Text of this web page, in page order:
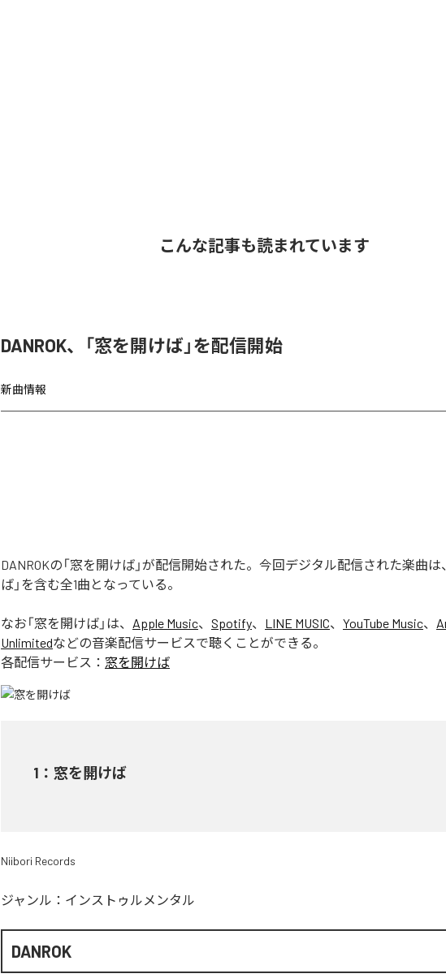
こんな記事も読まれています
DANROK、「窓を開けば」を配信開始
新曲情報
DANROKの「窓を開けば」が配信開始された。今回デジタル配信された楽曲は
ば」を含む全1曲となっている。
なお「窓を開けば 」は、 Apple Music、 Spotify、 LINE MUSIC、 YouTube Music、
Unlimitedなどの音楽配信サービスで聴くことができる。
各配信サービス： 窓を開けば
1 ： 窓を開けば
Niibori Records
ジャンル： インストゥルメンタル
DANROK